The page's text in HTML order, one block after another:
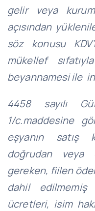
gelir veya
açısından
söz konusu
mükellef
beyannamesi ile
4458 sayılı
1/c.maddesine
eşyanın satış
doğrudan veya
gereken, fiilen
dahil
ücretleri, isim